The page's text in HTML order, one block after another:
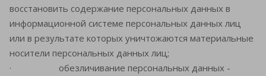
восстановить содержание персональных данных в
информационной системе персональных данных лиц
или в результате которых уничтожаются материальные
носители персональных данных лиц;
· обезличивание персональных данных -